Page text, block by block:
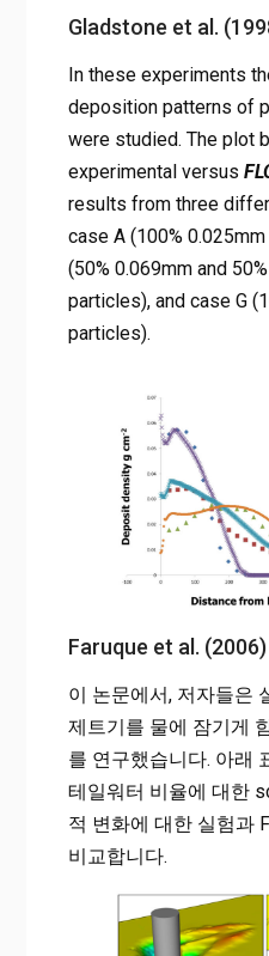
Gladstone et al.
In these experiments
deposition patterns of
were studied. The plot
experimental versus
results from three
case A (100%
(50% 0.069mm and
particles), and case G
particles).
Faruque et al. (2006)
이 논문에서, 저자들은
제트기를 물에 잠기게
를 연구했습니다. 아래
테일워터 비율에 대한
적 변화에 대한 실험과
비교합니다.